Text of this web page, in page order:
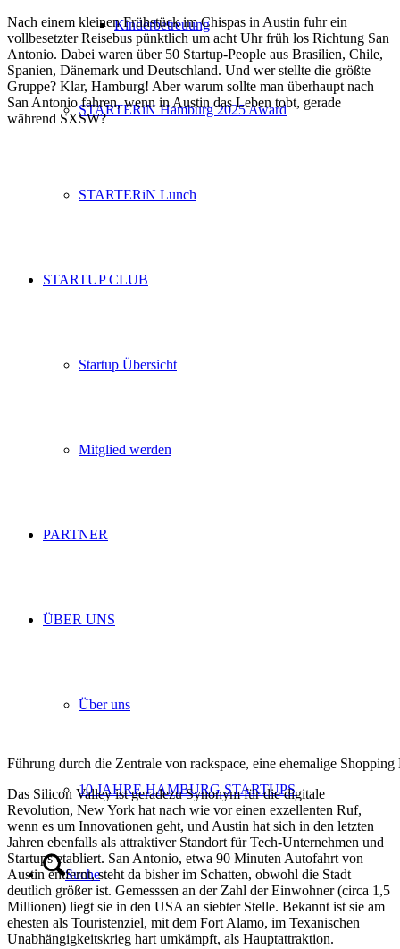
Kinderbetreuung
STARTERiN Hamburg 2025 Award
STARTERiN Lunch
STARTUP CLUB
Startup Übersicht
Mitglied werden
PARTNER
ÜBER UNS
Über uns
10 JAHRE HAMBURG STARTUPS
Suche
Nach einem kleinen Frühstück im Chispas in Austin fuhr ein
vollbesetzter Reisebus pünktlich um acht Uhr früh los Richtung San
Antonio. Dabei waren über 50 Startup-People aus Brasilien, Chile,
Spanien, Dänemark und Deutschland. Und wer stellte die größte
Gruppe? Klar, Hamburg! Aber warum sollte man überhaupt nach
San Antonio fahren, wenn in Austin das Leben tobt, gerade
während SXSW?
Führung durch die Zentrale von rackspace, eine ehemalige
Das Silicon Valley ist geradezu Synonym für die digitale
Revolution, New York hat nach wie vor einen exzellenten Ruf,
wenn es um Innovationen geht, und Austin hat sich in den letzten
Jahren ebenfalls als attraktiver Standort für Tech-Unternehmen und
Startups etabliert. San Antonio, etwa 90 Minuten Autofahrt von
Austin entfernt, steht da bisher im Schatten, obwohl die Stadt
deutlich größer ist. Gemesssen an der Zahl der Einwohner (circa 1,5
Millionen) liegt sie in den USA an siebter Stelle. Bekannt ist sie am
ehesten als Touristenziel, mit dem Fort Alamo, im Texanischen
Unabhängigkeitskrieg hart umkämpft, als Hauptattraktion.